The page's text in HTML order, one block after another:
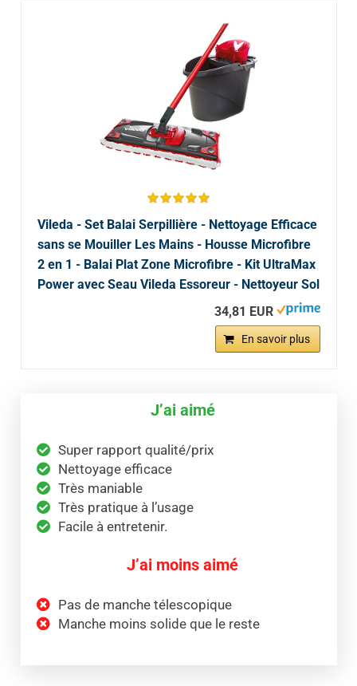
Vileda - Set Balai Serpillière - Nettoyage Efficace
sans se Mouiller Les Mains - Housse Microfibre
2 en 1 - Balai Plat Zone Microfibre - Kit UltraMax
Power avec Seau Vileda Essoreur - Nettoyeur Sol
34,81 EUR
En savoir plus
J’ai aimé
Super rapport qualité/prix
Nettoyage efficace
Très maniable
Très pratique à l’usage
Facile à entretenir.
J’ai moins aimé
Pas de manche télescopique
Manche moins solide que le reste